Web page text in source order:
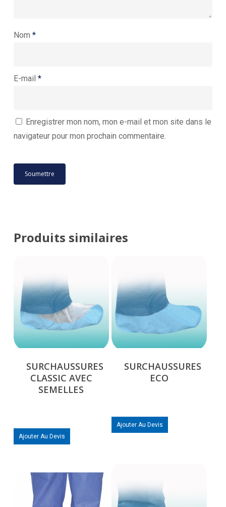
Nom *
E-mail *
Enregistrer mon nom, mon e-mail et mon site dans le
navigateur pour mon prochain commentaire.
Produits similaires
SURCHAUSSURES
CLASSIC AVEC
SEMELLES
Ajouter Au Devis
SURCHAUSSURES
ECO
Ajouter Au Devis